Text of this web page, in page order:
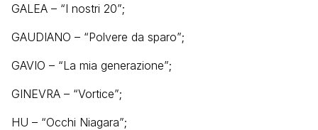
GALEA – “I nostri 20”;
GAUDIANO – “Polvere da sparo”;
GAVIO – “La mia generazione”;
GINEVRA – “Vortice”;
HU – “Occhi Niagara”;